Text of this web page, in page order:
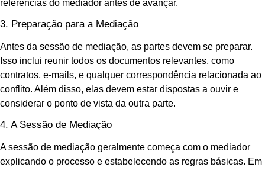
referências do mediador antes de avançar.
3. Preparação para a Mediação
Antes da sessão de mediação, as partes devem se preparar.
Isso inclui reunir todos os documentos relevantes, como
contratos, e-mails, e qualquer correspondência relacionada ao
conflito. Além disso, elas devem estar dispostas a ouvir e
considerar o ponto de vista da outra parte.
4. A Sessão de Mediação
A sessão de mediação geralmente começa com o mediador
explicando o processo e estabelecendo as regras básicas. Em